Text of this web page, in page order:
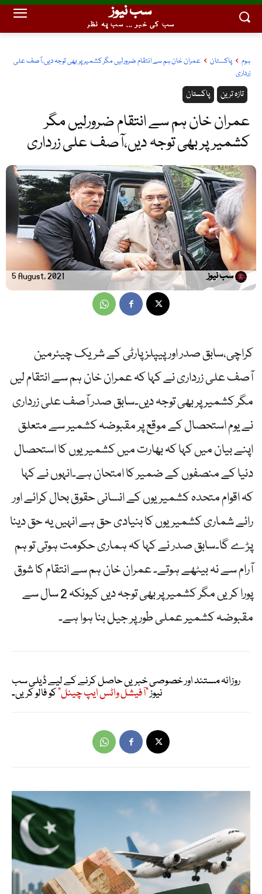
سب نیوز
سب کی خبر ... سب پہ نظر
ہوم پاکستان
عمران خان ہم سے انتقام ضرورلیں مگر کشمیر پر بھی توجہ دیں،آصف علی
زرداری
پاکستان تازہ ترین
عمران خان ہم سے انتقام ضرورلیں مگر
کشمیر پر بھی توجہ دیں،آصف علی زرداری
5 August, 2021 سب نیوز
کراچی،سابق صدر اور پیپلز پارٹی کے شریک چیئرمین
آصف علی زرداری نے کہا کہ عمران خان ہم سے انتقام لیں
مگر کشمیر پر بھی توجہ دیں۔سابق صدر آصف علی زرداری
نے یوم استحصال کے موقع پر مقبوضہ کشمیر سے متعلق
اپنے بیان میں کہا کہ بھارت میں کشمیریوں کا استحصال
دنیا کے منصفوں کے ضمیر کا امتحان ہے۔انہوں نے کہا
کہ اقوام متحدہ کشمیریوں کے انسانی حقوق بحال کرائے اور
رائے شماری کشمیریوں کا بنیادی حق ہے انہیں یہ حق دینا
پڑے گا۔سابق صدر نے کہا کہ ہماری حکومت ہوتی تو ہم
آرام سے نہ بیٹھے ہوتے۔ عمران خان ہم سے انتقام کا شوق
پورا کریں مگر کشمیر پر بھی توجہ دیں کیونکہ 2 سال سے
مقبوضہ کشمیر عملی طور پر جیل بنا ہوا ہے۔
روزانہ مستند اور خصوصی خبریں حاصل کرنے کے لیے ڈیلی سب
نیوز"آفیشل واٹس ایپ چینل"کو فالو کریں۔